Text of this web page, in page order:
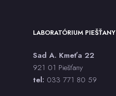
LABORATÓRIUM PIEŠŤANY
Sad A. Kmeťa 22
921 01 Piešťany
tel: 033 771 80 59